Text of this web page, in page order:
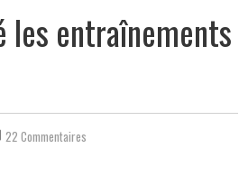
les entraînements
22 Commentaires